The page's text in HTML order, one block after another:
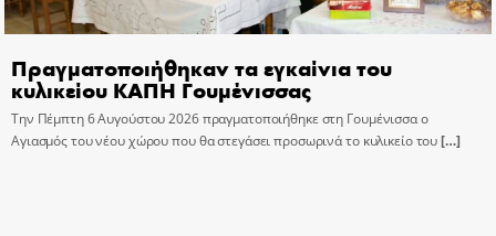
Πραγματοποιήθηκαν τα εγκαίνια του
κυλικείου ΚΑΠΗ Γουμένισσας
Την Πέμπτη 6 Αυγούστου 2026 πραγματοποιήθηκε στη Γουμένισσα ο
Αγιασμός του νέου χώρου που θα στεγάσει προσωρινά το κυλικείο του[…]